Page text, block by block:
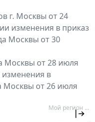
г. Москвы от 24
изменения в приказ
Москвы от 30
Москвы от 28 июля
в
Москвы от 26 июля
Мой регион ...